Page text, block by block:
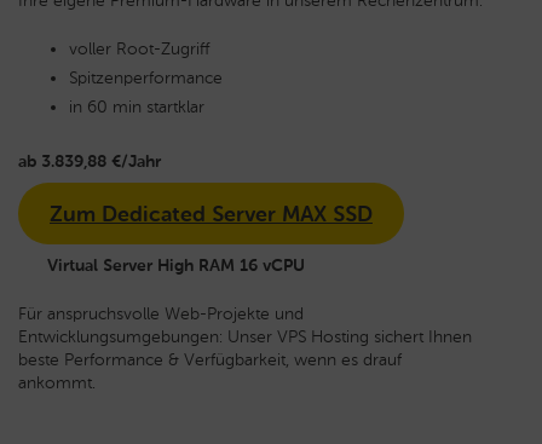
voller Root-Zugriff
Spitzenperformance
in 60 min startklar
ab 3.839,88 €/Jahr
Zum Dedicated Server MAX SSD
Virtual Server High RAM 16 vCPU
Für anspruchsvolle Web-Projekte und
Entwicklungsumgebungen: Unser VPS Hosting sichert Ihnen
beste Performance & Verfügbarkeit, wenn es drauf
ankommt.